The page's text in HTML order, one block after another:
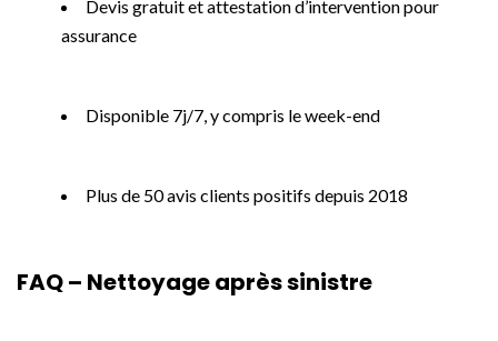
Devis gratuit et attestation d’intervention pour
assurance
Disponible 7j/7, y compris le week-end
Plus de 50 avis clients positifs depuis 2018
FAQ – Nettoyage après sinistre